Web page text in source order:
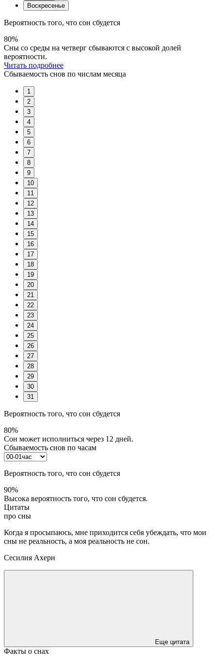
Воскресенье
Вероятность того, что сон сбудется
80%
Сны со среды на четверг сбываются с высокой долей
вероятности.
Читать подробнее
Сбываемость снов по числам месяца
1
2
3
4
5
6
7
8
9
10
11
12
13
14
15
16
17
18
19
20
21
22
23
24
25
26
27
28
29
30
31
Вероятность того, что сон сбудется
80%
Сон может исполниться через 12 дней.
Сбываемость снов по часам
Вероятность того, что сон сбудется
90%
Высока вероятность того, что сон сбудется.
Цитаты
про сны
Когда я просыпаюсь, мне приходится себя убеждать, что мои
сны не реальность, а моя реальность не сон.
Сесилия Ахерн
Еще цитата
Факты о снах